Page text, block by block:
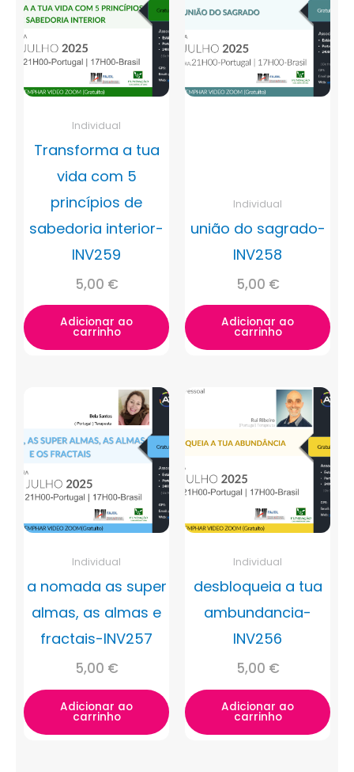
Individual
Transforma a tua
vida com 5
princípios de
sabedoria interior-
INV259
5,00 €
Adicionar ao
carrinho
Individual
união do sagrado-
INV258
5,00 €
Adicionar ao
carrinho
Individual
a nomada as super
almas, as almas e
fractais-INV257
5,00 €
Adicionar ao
carrinho
Individual
desbloqueia a tua
ambundancia-
INV256
5,00 €
Adicionar ao
carrinho